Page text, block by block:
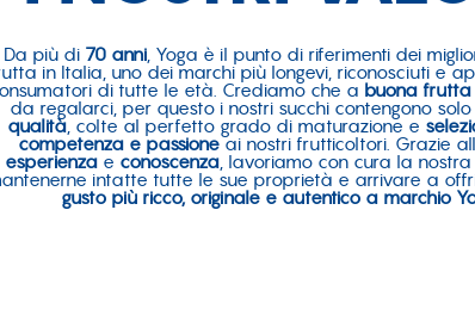
Da più di 70 anni, Yoga è il punto di riferimenti dei
in Italia, uno dei marchi più longevi, riconosciuti e
di tutte le età. Crediamo che a buona frutta
da regalarci, per questo i nostri succhi contengono solo
qualità, colte al perfetto grado di maturazione e
competenza e passioneai nostri frutticoltori. Grazie
esperienzae conoscenza, lavoriamo con cura la
intatte tutte le sue proprietà e arrivare a
gusto più ricco, originale e autentico a marchio